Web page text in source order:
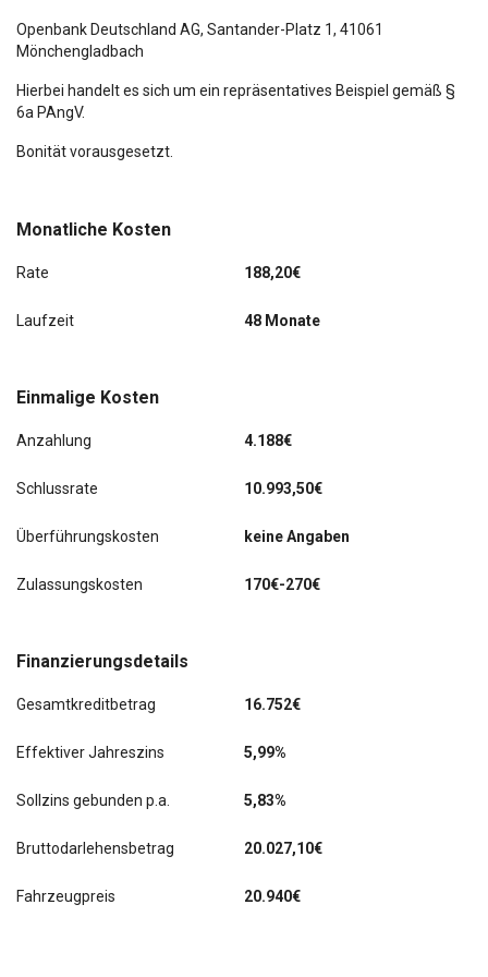
reflektierend
Keyless-Start
Knieairbag Fahrerseite, Seitenairbag und Gurtstraffer
hinten außen
LM-Felgen 8x18 (Dartford)
Panoramadach hinten
Reserverad in Fahrbereifung (Leichtmetall)
Sonnenschutzrollo an Türscheiben hinten
Verkehrszeichenerkennung
Monatliche Kosten
Rate 188,20€
Laufzeit 48 Monate
Einmalige Kosten
Anzahlung 4.188€
Schlussrate 10.993,50€
Überführungskosten keine Angaben
Zulassungskosten 170€-270€
Finanzierungsdetails
Gesamtkreditbetrag 16.752€
Effektiver Jahreszins 5,99%
Sollzins gebunden p.a. 5,83%
Bruttodarlehensbetrag 20.027,10€
Fahrzeugpreis 20.940€
Openbank Deutschland AG, Santander-Platz 1, 41061
Mönchengladbach
Hierbei handelt es sich um ein repräsentatives Beispiel gemäß §
6a PAngV.
Bonität vorausgesetzt.